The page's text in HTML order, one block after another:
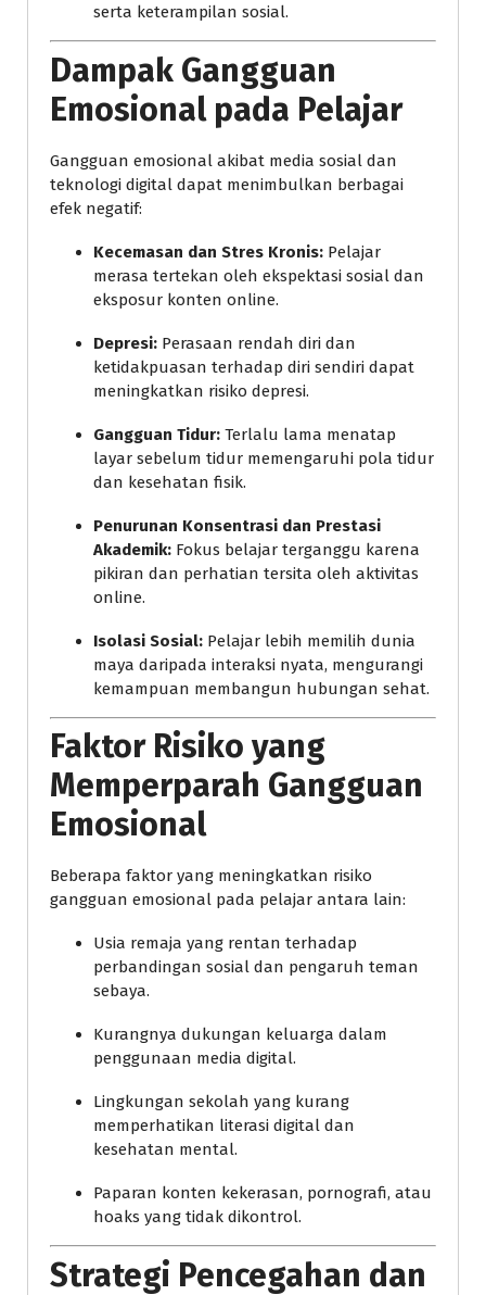
serta keterampilan sosial.
Dampak Gangguan
Emosional pada Pelajar
Gangguan emosional akibat media sosial dan
teknologi digital dapat menimbulkan berbagai
efek negatif:
Kecemasan dan Stres Kronis: Pelajar
merasa tertekan oleh ekspektasi sosial dan
eksposur konten online.
Depresi: Perasaan rendah diri dan
ketidakpuasan terhadap diri sendiri dapat
meningkatkan risiko depresi.
Gangguan Tidur: Terlalu lama menatap
layar sebelum tidur memengaruhi pola tidur
dan kesehatan fisik.
Penurunan Konsentrasi dan Prestasi
Akademik: Fokus belajar terganggu karena
pikiran dan perhatian tersita oleh aktivitas
online.
Isolasi Sosial: Pelajar lebih memilih dunia
maya daripada interaksi nyata, mengurangi
kemampuan membangun hubungan sehat.
Faktor Risiko yang
Memperparah Gangguan
Emosional
Beberapa faktor yang meningkatkan risiko
gangguan emosional pada pelajar antara lain:
Usia remaja yang rentan terhadap
perbandingan sosial dan pengaruh teman
sebaya.
Kurangnya dukungan keluarga dalam
penggunaan media digital.
Lingkungan sekolah yang kurang
memperhatikan literasi digital dan
kesehatan mental.
Paparan konten kekerasan, pornografi, atau
hoaks yang tidak dikontrol.
Strategi Pencegahan dan